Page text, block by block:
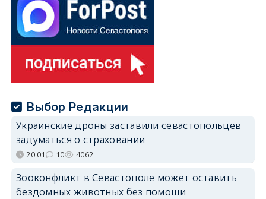
Выбор Редакции
Украинские дроны заставили севастопольцев
задуматься о страховании
20:01 10 4062
Зооконфликт в Севастополе может оставить
бездомных животных без помощи